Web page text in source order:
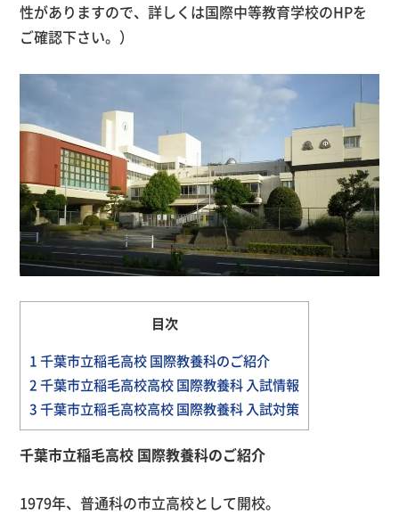
性がありますので、詳しくは国際中等教育学校のHPを
ご確認下さい。）
目次
1千葉市立稲毛高校 国際教養科のご紹介
2千葉市立稲毛高校高校 国際教養科 入試情報
3千葉市立稲毛高校高校 国際教養科 入試対策
千葉市立稲毛高校 国際教養科のご紹介
1979年、普通科の市立高校として開校。